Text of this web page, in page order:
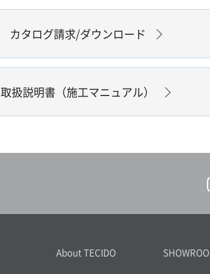
カタログ請求/ダウンロード
取扱説明書（施工マニュアル）
About TECIDO